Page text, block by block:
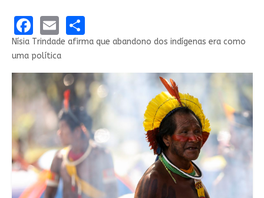
Facebook
EmailShare
Nísia Trindade afirma que abandono dos indígenas era como
uma política